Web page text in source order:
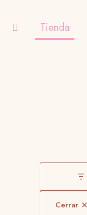
Tienda
Cerrar